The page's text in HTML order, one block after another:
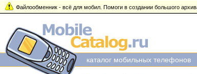
Файлообменник - всё для мобил. Помоги в создании большого
каталог мобильных телефонов